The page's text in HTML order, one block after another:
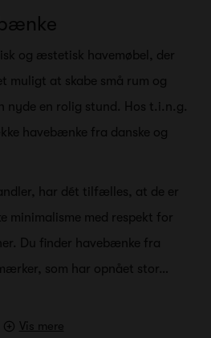
og æstetisk havemøbel, der
muligt at skabe små rum og
nyde en rolig stund. Hos t.i.n.g.
havebænke fra danske og
har dét tilfælles, at de er
minimalisme med respekt for
Du finder havebænke fra
som har opnået stor…
Vis mere